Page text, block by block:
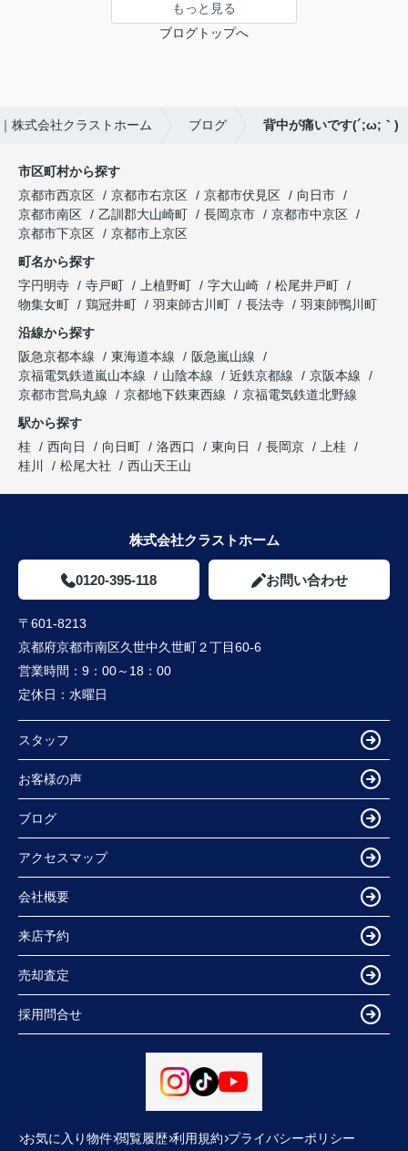
もっと見る
ブログトップへ
株式会社クラストホーム ブログ 背中が痛いです(´;ω;｀)
市区町村から探す
京都市西京区
京都市右京区 京都市伏見区
向日市
京都市南区
乙訓郡大山崎町 長岡京市
京都市中京区
京都市下京区
京都市上京区
町名から探す
字円明寺
寺戸町 上植野町 字大山崎
松尾井戸町
物集女町
鶏冠井町 羽束師古川町 長法寺
羽束師鴨川町
沿線から探す
阪急京都本線
東海道本線
阪急嵐山線
京福電気鉄道嵐山本線
山陰本線 近鉄京都線
京阪本線
京都市営烏丸線
京都地下鉄東西線
京福電気鉄道北野線
駅から探す
桂
西向日 向日町 洛西口 東向日 長岡京
上桂
桂川
松尾大社 西山天王山
株式会社クラストホーム
0120-395-118 お問い合わせ
〒601-8213
京都府京都市南区久世中久世町２丁目60-6
営業時間： 9：00～18：00
定休日： 水曜日
スタッフ
お客様の声
ブログ
アクセスマップ
会社概要
来店予約
売却査定
採用問合せ
お気に入り物件 閲覧履歴 利用規約 プライバシーポリシー